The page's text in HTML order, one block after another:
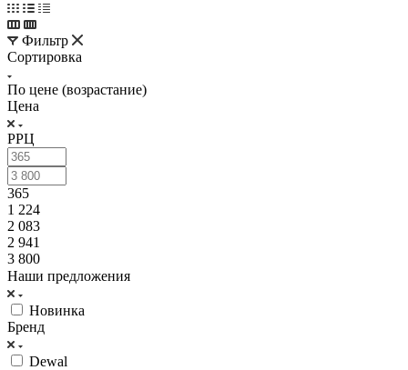
Фильтр
Сортировка
По цене (возрастание)
Цена
РРЦ
365
1 224
2 083
2 941
3 800
Наши предложения
Новинка
Бренд
Dewal